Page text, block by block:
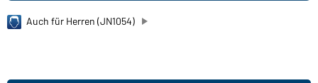
Auch für Herren (JN1054)